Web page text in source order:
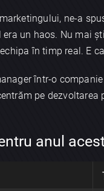
ne-a
era un haos. Nu mai
în timp real. E
într-o
pe
anul